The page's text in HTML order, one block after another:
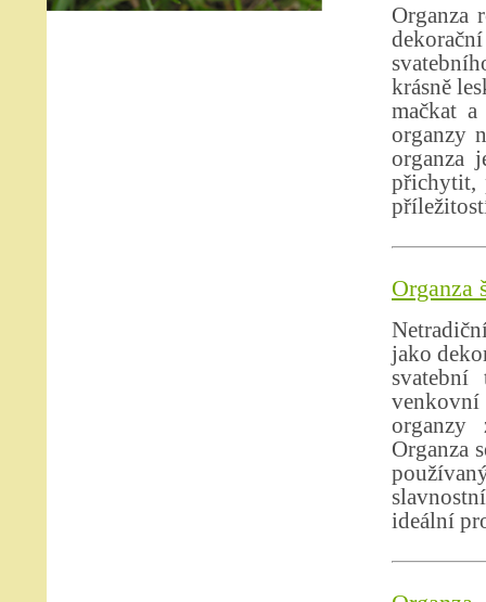
Organza
krásně
mačkat
organzy
organza
přichytit,
Organza
jako
organzy
Organza
ideální